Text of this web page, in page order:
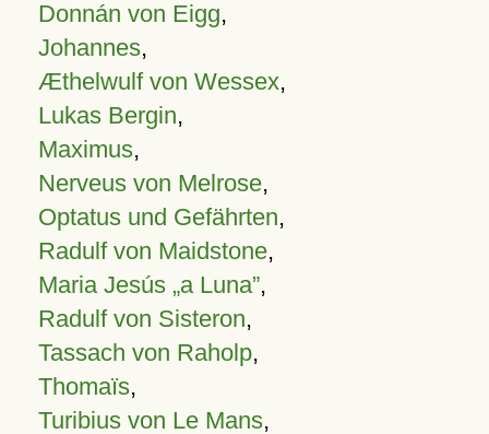
Donnán von Eigg,
Johannes,
Æthelwulf von Wessex,
Lukas Bergin,
Maximus,
Nerveus von Melrose,
Optatus und Gefährten,
Radulf von Maidstone,
Maria Jesús „a Luna”,
Radulf von Sisteron,
Tassach von Raholp,
Thomaïs,
Turibius von Le Mans,